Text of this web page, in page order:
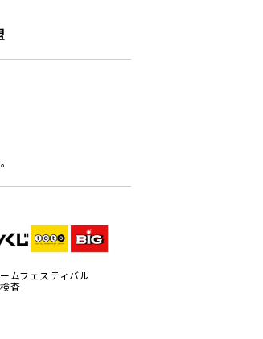
ムフェスティバル
査